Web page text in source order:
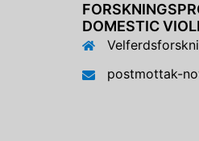
DOMESTIC
postmottak-